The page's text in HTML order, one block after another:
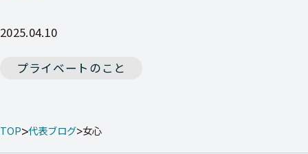
2025.04.10
プライベートのこと
TOP 代表ブログ 女心